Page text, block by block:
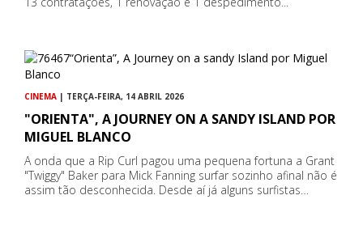
CINEMA | TERÇA-FEIRA, 14 ABRIL 2026
"ORIENTA", A JOURNEY ON A SANDY ISLAND POR
MIGUEL BLANCO
A onda que a Rip Curl pagou uma pequena fortuna a Grant
"Twiggy" Baker para Mick Fanning surfar sozinho afinal não é
assim tão desconhecida. Desde aí já alguns surfistas…